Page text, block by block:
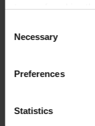
types of cookies
cookies after
withdraw your
. If
process your
Selection
Necessary
Preferences
Statistics